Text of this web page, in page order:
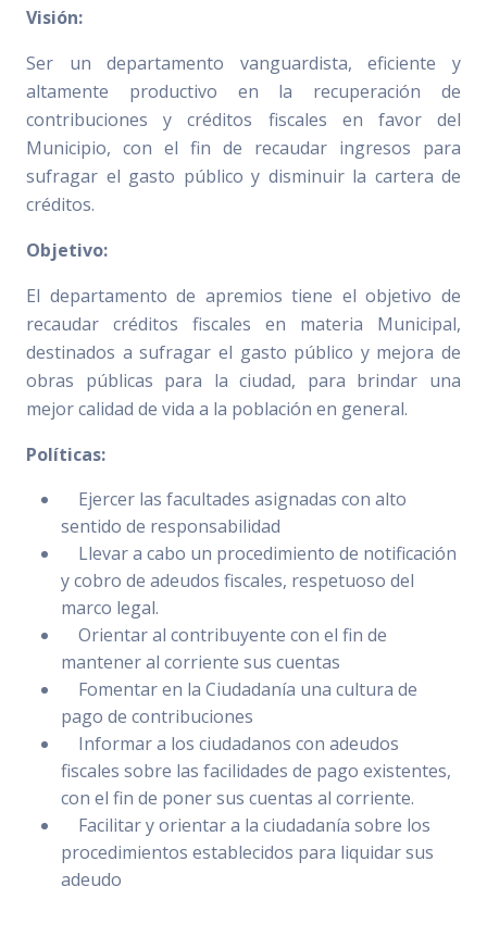
Visión:
Ser un departamento vanguardista, eficiente y
altamente productivo en la recuperación de
contribuciones y créditos fiscales en favor del
Municipio, con el fin de recaudar ingresos para
sufragar el gasto público y disminuir la cartera de
créditos.
Objetivo:
El departamento de apremios tiene el objetivo de
recaudar créditos fiscales en materia Municipal,
destinados a sufragar el gasto público y mejora de
obras públicas para la ciudad, para brindar una
mejor calidad de vida a la población en general.
Políticas:
Ejercer las facultades asignadas con alto
sentido de responsabilidad
Llevar a cabo un procedimiento de notificación
y cobro de adeudos fiscales, respetuoso del
marco legal.
Orientar al contribuyente con el fin de
mantener al corriente sus cuentas
Fomentar en la Ciudadanía una cultura de
pago de contribuciones
Informar a los ciudadanos con adeudos
fiscales sobre las facilidades de pago existentes,
con el fin de poner sus cuentas al corriente.
Facilitar y orientar a la ciudadanía sobre los
procedimientos establecidos para liquidar sus
adeudo